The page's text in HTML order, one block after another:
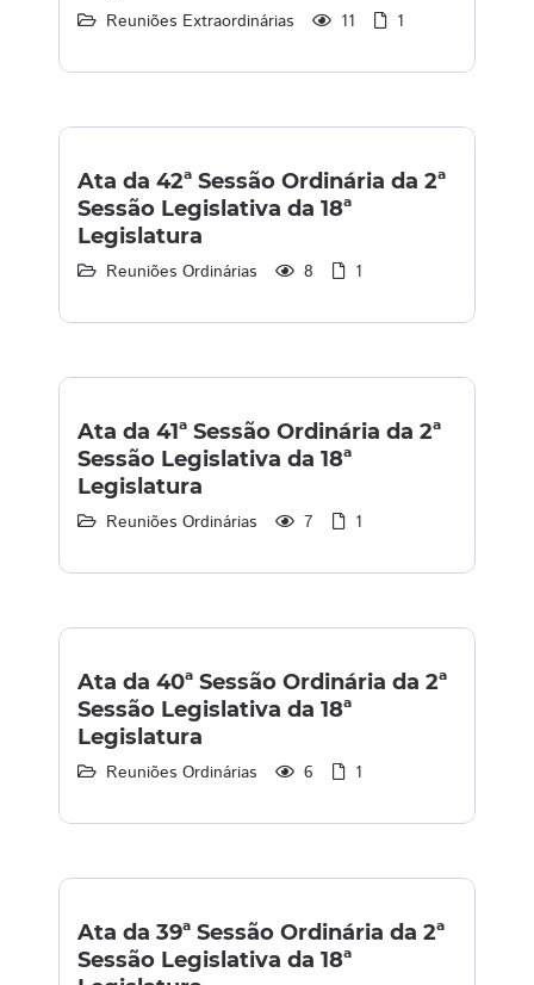
Reuniões Extraordinárias 11 1
Ata da 42ª Sessão Ordinária da 2ª
Sessão Legislativa da 18ª
Legislatura
Reuniões Ordinárias 8 1
Ata da 41ª Sessão Ordinária da 2ª
Sessão Legislativa da 18ª
Legislatura
Reuniões Ordinárias 7 1
Ata da 40ª Sessão Ordinária da 2ª
Sessão Legislativa da 18ª
Legislatura
Reuniões Ordinárias 6 1
Ata da 39ª Sessão Ordinária da 2ª
Sessão Legislativa da 18ª